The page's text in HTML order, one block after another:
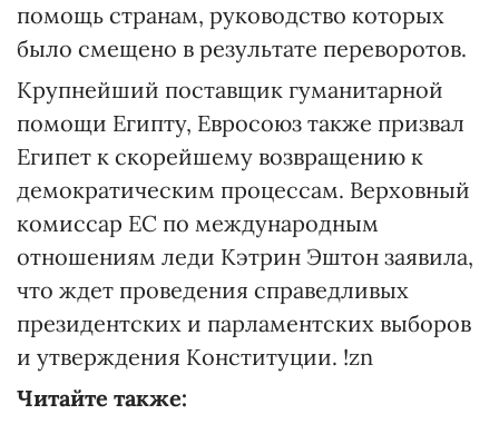
помощь странам, руководство которых
было смещено в результате переворотов.
Крупнейший поставщик гуманитарной
помощи Египту, Евросоюз также призвал
Египет к скорейшему возвращению к
демократическим процессам. Верховный
комиссар ЕС по международным
отношениям леди Кэтрин Эштон заявила,
что ждет проведения справедливых
президентских и парламентских выборов
и утверждения Конституции. !zn
Читайте также: